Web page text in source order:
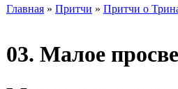
Главная » Притчи » Притчи о
03. Малое